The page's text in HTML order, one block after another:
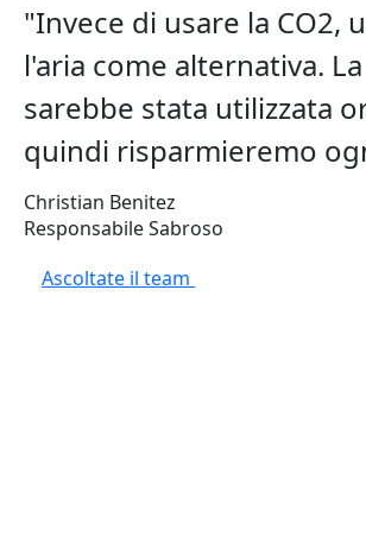
"Invece di usare la CO2,
l'aria come alternativa.
sarebbe stata utilizzata
quindi risparmieremo
Christian Benitez
Responsabile Sabroso
Ascoltate il team